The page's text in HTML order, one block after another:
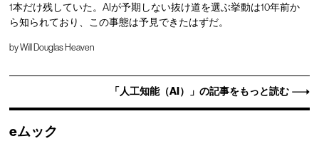
1本だけ残していた。AIが予期しない抜け道を選ぶ挙動は10年前か
ら知られており、この事態は予見できたはずだ。
byWill Douglas Heaven
「人工知能（AI）」の記事をもっと読む
eムック